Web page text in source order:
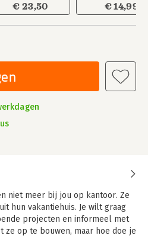
€ 23,50 € 14,99
niet meer bij jou op kantoor. Ze
hun vakantiehuis. Je wilt graag
projecten en informeel met
ze op te bouwen, maar hoe doe je